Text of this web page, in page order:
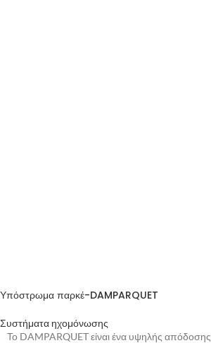
Υπόστρωμα παρκέ-DAMPARQUET
Συστήματα ηχομόνωσης
Το DAMPARQUET είναι ένα υψηλής απόδοσης